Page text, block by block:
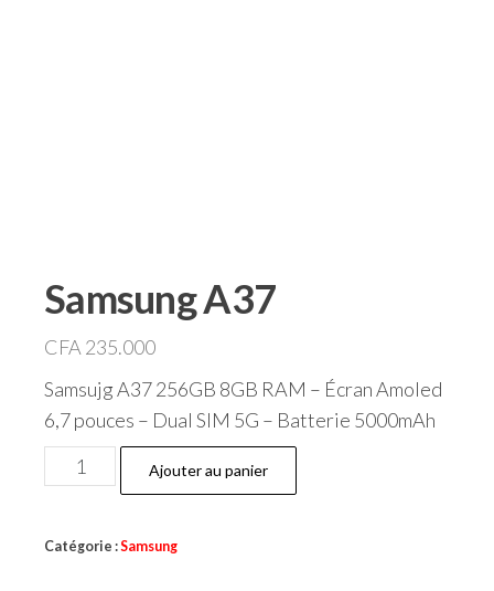
Samsung A37
CFA 235.000
Samsujg A37 256GB 8GB RAM – Écran Amoled
6,7 pouces – Dual SIM 5G – Batterie 5000mAh
quantité
de
A37
Ajouter au panier
Catégorie :Samsung